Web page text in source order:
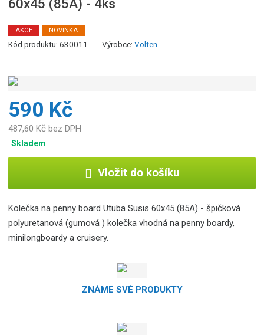
s
r
a
60x45 (85A) - 4ks
AKCE NOVINKA
Kód produktu:630011 Výrobce:Volten
590 Kč
487,60 Kč bez DPH
Skladem
Vložit do košíku
Kolečka na penny board Utuba Susis 60x45 (85A) - špičková
polyuretanová (gumová ) kolečka vhodná na penny boardy,
minilongboardy a cruisery.
ZNÁME SVÉ PRODUKTY